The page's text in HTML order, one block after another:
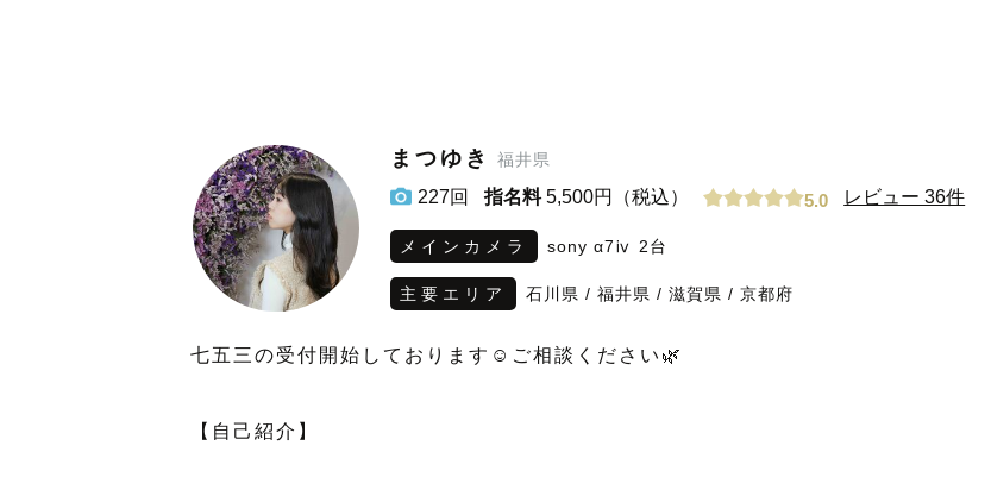
まつゆき 福井県
227回 指名料5,500円（税込） 5.0 レビュー 36件
メインカメラ sony α7ⅳ 2台
主要エリア 石川県 / 福井県 / 滋賀県 / 京都府
七五三の受付開始しております☺️ご相談ください🌿
【自己紹介】